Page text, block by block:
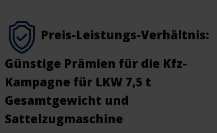
Preis-Leistungs-Verhältnis:
Günstige Prämien für die Kfz-
Kampagne für LKW 7,5 t
Gesamtgewicht und
Sattelzugmaschine